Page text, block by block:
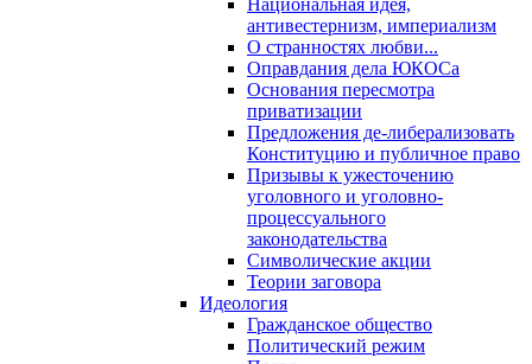
Национальная идея,
антивестернизм, империализм
О странностях любви...
Оправдания дела ЮКОСа
Основания пересмотра
приватизации
Предложения де-либерализовать
Конституцию и публичное право
Призывы к ужесточению
уголовного и уголовно-
процессуального
законодательства
Символические акции
Теории заговора
Идеология
Гражданское общество
Политический режим